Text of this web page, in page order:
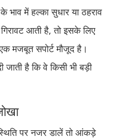
भाव में हल्का सुधार या ठहराव
आती है, तो इसके लिए
मजबूत सपोर्ट मौजूद है।
है कि वे किसी भी बड़ी
पर नजर डालें तो आंकड़े